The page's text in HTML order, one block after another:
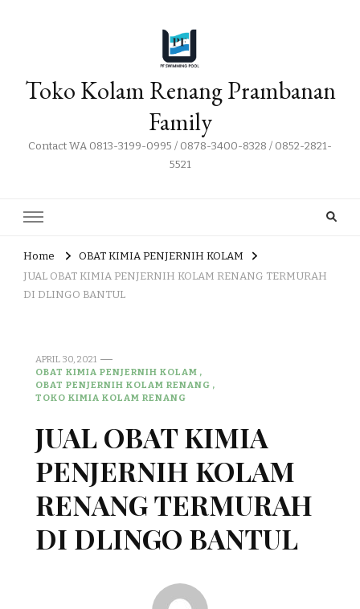
Toko Kolam Renang Prambanan
Family
Contact WA 0813-3199-0995 / 0878-3400-8328 / 0852-2821-
5521
Home
OBAT KIMIA PENJERNIH KOLAM
JUAL OBAT KIMIA PENJERNIH KOLAM RENANG TERMURAH
DI DLINGO BANTUL
APRIL 30, 2021
OBAT KIMIA PENJERNIH KOLAM
OBAT PENJERNIH KOLAM RENANG
TOKO KIMIA KOLAM RENANG
JUAL OBAT KIMIA
PENJERNIH KOLAM
RENANG TERMURAH
DI DLINGO BANTUL